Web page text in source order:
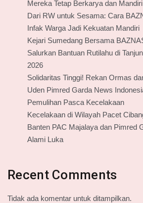
Mereka Tetap Berkarya dan
Dari RW untuk Sesama: Cara
Infak Warga Jadi Kekuatan Mandiri
Kejari Sumedang Bersama
Salurkan Bantuan Rutilahu di
2026
Solidaritas Tinggi! Rekan Ormas
Uden Pimred Garda News
Pemulihan Pasca Kecelakaan
Kecelakaan di Wilayah Pacet
Banten PAC Majalaya dan Pimred
Alami Luka
Recent Comments
Tidak ada komentar untuk ditampilkan.